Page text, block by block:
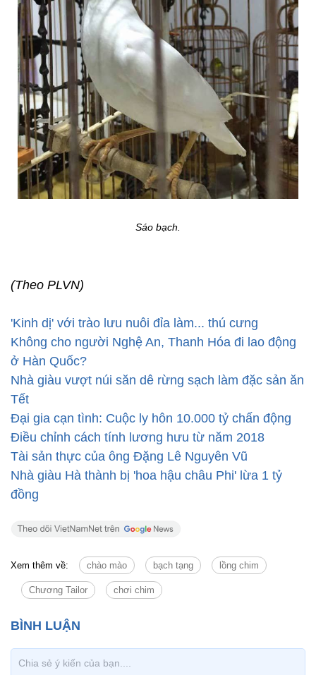
Sáo bạch.
(Theo PLVN)
'Kinh dị' với trào lưu nuôi đỉa làm... thú cưng
Không cho người Nghệ An, Thanh Hóa đi lao động
ở Hàn Quốc?
Nhà giàu vượt núi săn dê rừng sạch làm đặc sản ăn
Tết
Đại gia cạn tình: Cuộc ly hôn 10.000 tỷ chấn động
Điều chỉnh cách tính lương hưu từ năm 2018
Tài sản thực của ông Đặng Lê Nguyên Vũ
Nhà giàu Hà thành bị 'hoa hậu châu Phi' lừa 1 tỷ
đồng
Xem thêm về: chào mào bạch tạng lồng chim
Chương Tailor chơi chim